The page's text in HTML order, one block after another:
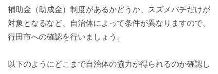
補助金（助成金）制度があるかどうか、スズメバチだけが
対象となるなど、自治体によって条件が異なりますので、
行田市への確認を行いましょう。
以下のようにどこまで自治体の協力が得られるのか確認し